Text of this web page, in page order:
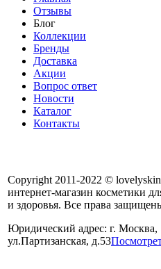
Отзывы
Блог
Коллекции
Бренды
Доставка
Акции
Вопрос ответ
Новости
Каталог
Контакты
Copyright 2011-2022 ©
интернет-магазин косметики
и здоровья. Все права
Юридический адрес: г. Москва,
ул.Партизанская, д.53